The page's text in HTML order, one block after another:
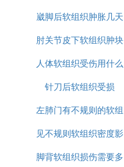
崴脚后软组织肿胀几天
能走路
肘关节皮下软组织肿块
是什么
人体软组织受伤用什么
消炎药
针刀后软组织受损
左肺门有不规则的软组
织肿块
见不规则软组织密度影
脚背软组织损伤需要多